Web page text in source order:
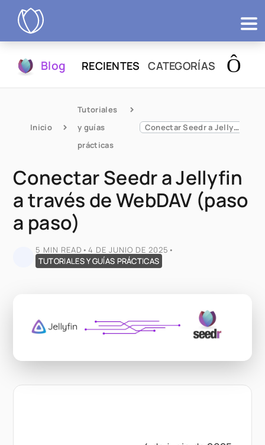
Probar
Blog RECIENTES CATEGORÍAS
Inicio
Tutoriales
y guías
prácticas
Conectar Seedr a Jellyfin a través de WebDAV (paso a paso)
Conectar Seedr a Jellyfin
a través de WebDAV (paso
a paso)
5 MIN READ • 4 DE JUNIO DE 2025 •
TUTORIALES Y GUÍAS PRÁCTICAS